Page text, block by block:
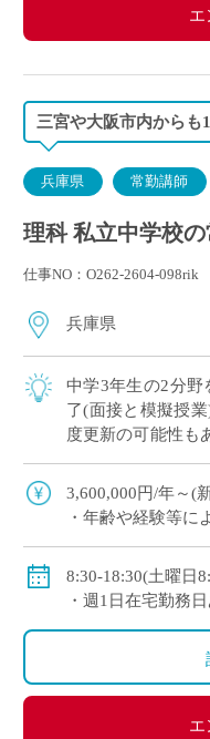
エ
三宮や大阪市内からも
兵庫県 常勤講師
理科 私立中学校
仕事NO：O262-2604-098rik
兵庫県
中学3年生の2分野
了(面接と模擬授
度更新の可能性も
実 ・全教室に電
3,600,000円/年～(
・年齢や経験等に
◇保険：私学共済
8:30-18:30(土曜日
・週1日在宅勤務日
◇休日：日曜日、
エ